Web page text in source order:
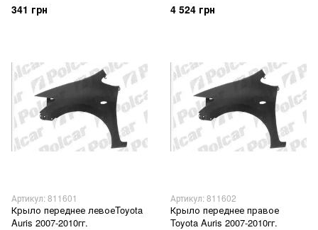
341 грн 4 524 грн
Артикул: 811601
Крыло переднее левоеToyota
Auris 2007-2010гг.
Артикул: 811602
Крыло переднее правое
Toyota Auris 2007-2010гг.